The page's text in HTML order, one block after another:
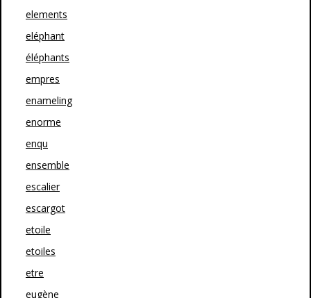
elements
eléphant
éléphants
empres
enameling
enorme
enqu
ensemble
escalier
escargot
etoile
etoiles
etre
eugène